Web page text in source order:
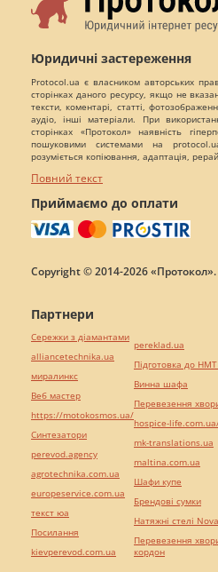
Юридичні застереження
Protocol.ua є власником авторських
сторінках даного ресурсу, якщо не
тексти, коментарі, статті,
аудіо, інші матеріали. При
сторінках «Протокол» наявність
пошуковими системами на
розуміється копіювання, адаптація,
Повний текст
Приймаємо до оплати
Copyright © 2014-2026 «Протокол».
Партнери
Сережки з діамантами
alliancetechnika.ua
миралинкс
Веб мастер
https://motokosmos.ua/
Синтезатори
perevod.agency
agrotechnika.com.ua
europeservice.com.ua
текст юа
Посилання
kievperevod.com.ua
pereklad.ua
Підготовка до
Винна шафа
Перевезення
hospice-
mk-translations.ua
maltina.com.ua
Шафи купе
Брендові сумки
Натяжні стелі
Перевезення
кордон